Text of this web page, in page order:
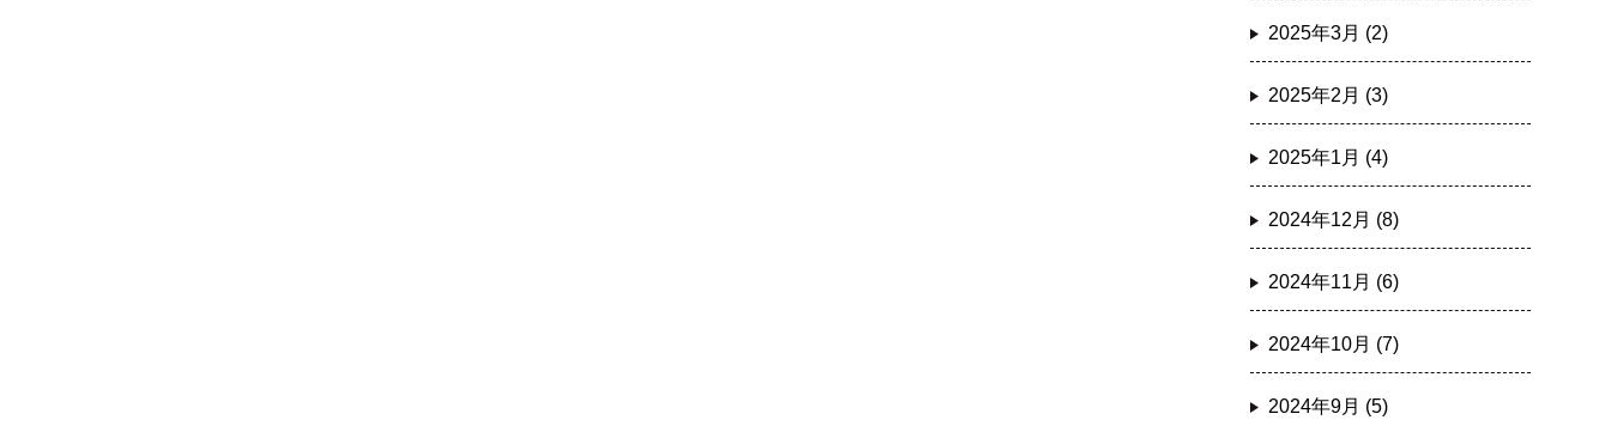
2025年3月 (2)
2025年2月 (3)
2025年1月 (4)
2024年12月 (8)
2024年11月 (6)
2024年10月 (7)
2024年9月 (5)